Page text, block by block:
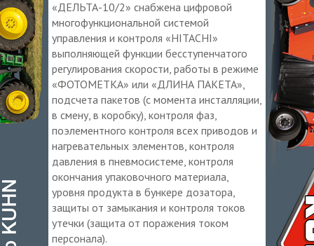
«ДЕЛЬТА-10/2» снабжена цифровой
многофункциональной системой
управления и контроля «HITACHI»
выполняющей функции бесступенчатого
регулирования скорости, работы в режиме
«ФОТОМЕТКА» или «ДЛИНА ПАКЕТА»,
подсчета пакетов (с момента инсталляции,
в смену, в коробку), контроля фаз,
поэлементного контроля всех приводов и
нагревательных элементов, контроля
давления в пневмосистеме, контроля
окончания упаковочного материала,
уровня продукта в бункере дозатора,
защиты от замыкания и контроля токов
утечки (защита от поражения током
персонала).